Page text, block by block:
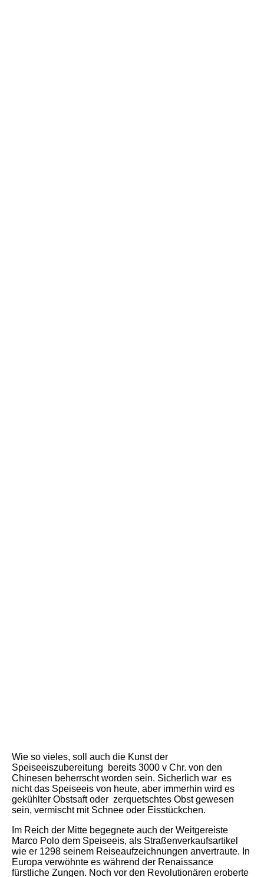
Wie so vieles, soll auch die Kunst der
Speiseeiszubereitung bereits 3000 v Chr. von den
Chinesen beherrscht worden sein. Sicherlich war es
nicht das Speiseeis von heute, aber immerhin wird es
gekühlter Obstsaft oder zerquetschtes Obst gewesen
sein, vermischt mit Schnee oder Eisstückchen.
Im Reich der Mitte begegnete auch der Weitgereiste
Marco Polo dem Speiseeis, als Straßenverkaufsartikel
wie er 1298 seinem Reiseaufzeichnungen anvertraute. In
Europa verwöhnte es während der Renaissance
fürstliche Zungen. Noch vor den Revolutionären eroberte